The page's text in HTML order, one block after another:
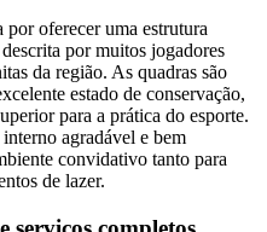
oferecer uma estrutura
por muitos jogadores
da região. As quadras são
estado de conservação,
para a prática do esporte.
agradável e bem
convidativo tanto para
de lazer.